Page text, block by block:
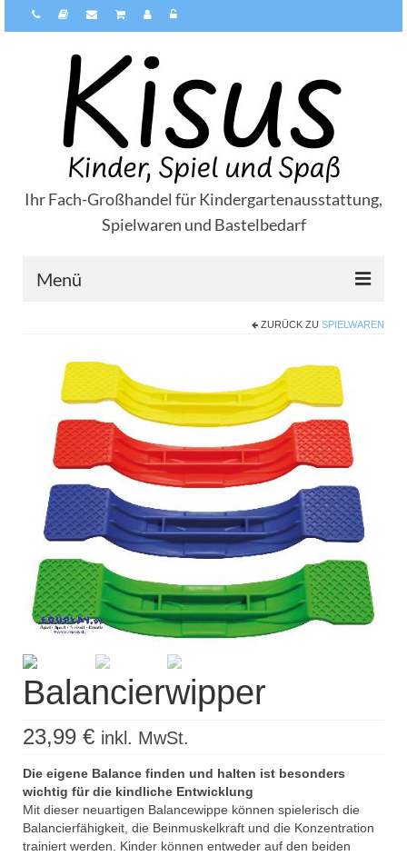
Ihr Fach-Großhandel für Kindergartenausstattung,
Spielwaren und Bastelbedarf
Menü
Zahlungsarten
Versandarten
Kisus Katalog anfordern
Kontakt
Log In / Mein Konto
Products
search
ZURÜCK ZU SPIELWAREN
Balancierwipper
23,99 € inkl. MwSt.
Die eigene Balance finden und halten ist besonders
wichtig für die kindliche Entwicklung
Mit dieser neuartigen Balancewippe können spielerisch die
Balancierfähigkeit, die Beinmuskelkraft und die Konzentration
trainiert werden. Kinder können entweder auf den beiden